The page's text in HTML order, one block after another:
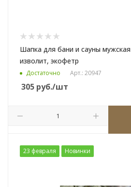
Шапка для бани и сауны
изволит, экофетр
Достаточно Арт.: 20947
305 руб./шт
23 февраля Новинки